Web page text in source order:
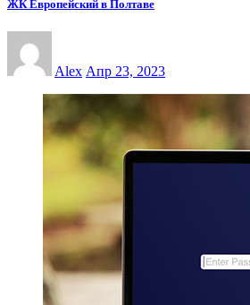
ЖК Европейский в Полтаве
Alex Апр 23, 2023